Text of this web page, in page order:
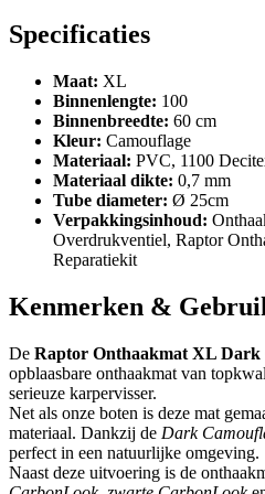
Specificaties
Maat: XL
Binnenlengte: 100
Binnenbreedte: 60 cm
Kleur: Camouflage
Materiaal: PVC, 1100
Materiaal dikte: 0,7 mm
Tube diameter: Ø 25cm
Verpakkingsinhoud:
Overdrukventiel, Raptor
Reparatiekit
Kenmerken &
De Raptor Onthaakmat XL Dark
opblaasbare onthaakmat van
serieuze karpervisser.
Net als onze boten is deze mat
materiaal. Dankzij de Dark
perfect in een natuurlijke omgeving.
Naast deze uitvoering is de